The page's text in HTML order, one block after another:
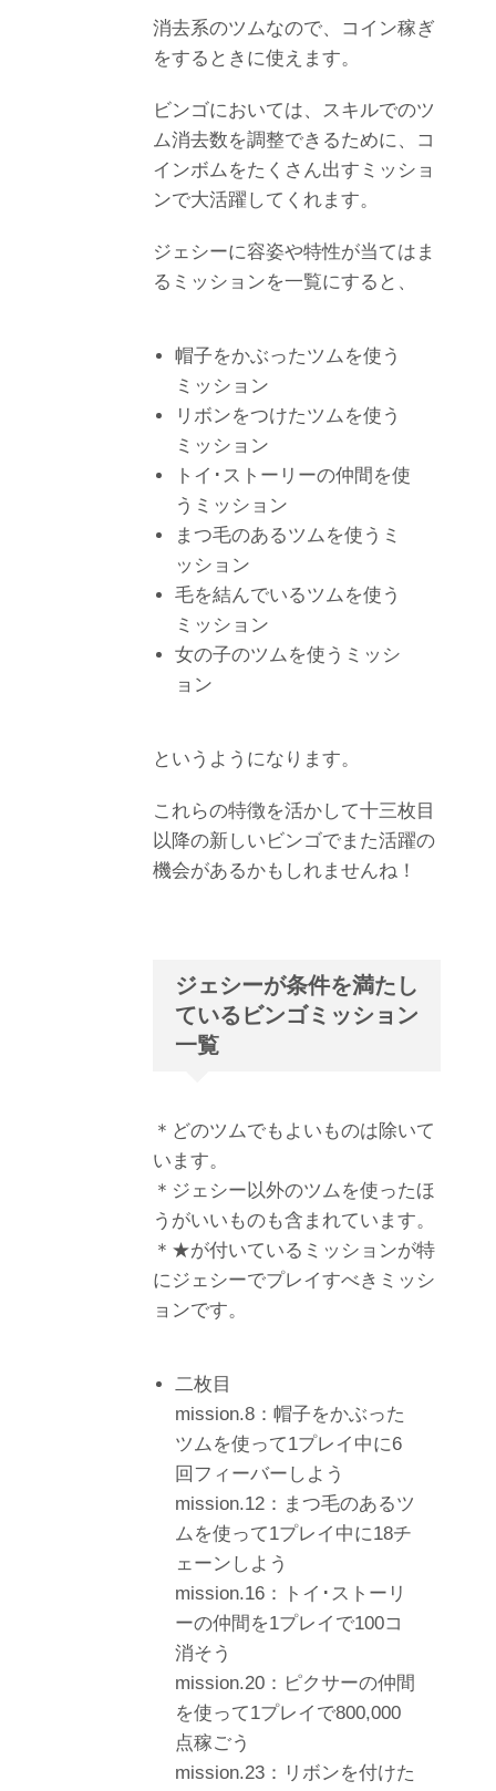
消去系のツムなので、コイン稼ぎ
をするときに使えます。
ビンゴにおいては、スキルでのツ
ム消去数を調整できるために、コ
インボムをたくさん出すミッショ
ンで大活躍してくれます。
ジェシーに容姿や特性が当てはま
るミッションを一覧にすると、
帽子をかぶったツムを使う
ミッション
リボンをつけたツムを使う
ミッション
トイ･ストーリーの仲間を使
うミッション
まつ毛のあるツムを使うミ
ッション
毛を結んでいるツムを使う
ミッション
女の子のツムを使うミッシ
ョン
というようになります。
これらの特徴を活かして十三枚目
以降の新しいビンゴでまた活躍の
機会があるかもしれませんね！
ジェシーが条件を満たし
ているビンゴミッション
一覧
＊どのツムでもよいものは除いて
います。
＊ジェシー以外のツムを使ったほ
うがいいものも含まれています。
＊★が付いているミッションが特
にジェシーでプレイすべきミッシ
ョンです。
二枚目
mission.8：帽子をかぶった
ツムを使って1プレイ中に6
回フィーバーしよう
mission.12：まつ毛のあるツ
ムを使って1プレイ中に18チ
ェーンしよう
mission.16：トイ･ストーリ
ーの仲間を1プレイで100コ
消そう
mission.20：ピクサーの仲間
を使って1プレイで800,000
点稼ごう
mission.23：リボンを付けた